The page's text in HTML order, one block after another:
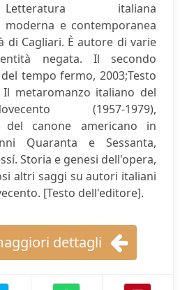
Letteratura italiana
moderna e contemporanea
di Cagliari. È autore di varie
negata. Il secondo
tempo fermo, 2003;Testo
metaromanzo italiano del
(1957-1979),
del canone americano in
Quaranta e Sessanta,
Storia e genesi dell'opera,
altri saggi su autori italiani
[Testo dell'editore].
dettagli